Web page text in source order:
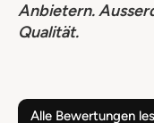
Anbietern.
Qualität.
Alle Bewertungen